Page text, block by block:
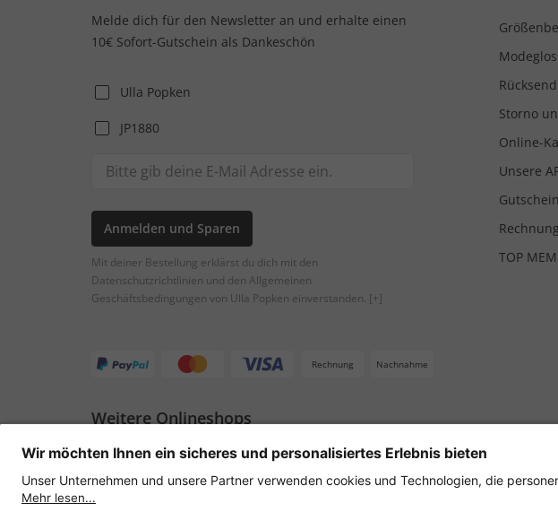
Melde dich für den Newsletter an und erhalte einen
10€ Sofort-Gutschein als Dankeschön
Ulla Popken
JP1880
Anmelden und Sparen
Mit deiner Bestellung erklärst du dich mit den
Datenschutzrichtlinien und den Allgemeinen
Geschäftsbedingungen von Ulla Popken einverstanden. [+]
Storno
Online-
Unsere
TOP
Rechnung Nachnahme
Weitere Onlineshops
Österreich